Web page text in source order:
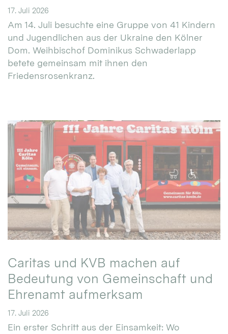
17. Juli 2026
Am 14. Juli besuchte eine Gruppe von 41 Kindern
und Jugendlichen aus der Ukraine den Kölner
Dom. Weihbischof Dominikus Schwaderlapp
betete gemeinsam mit ihnen den
Friedensrosenkranz.
Caritas und KVB machen auf
Bedeutung von Gemeinschaft und
Ehrenamt aufmerksam
17. Juli 2026
Ein erster Schritt aus der Einsamkeit: Wo